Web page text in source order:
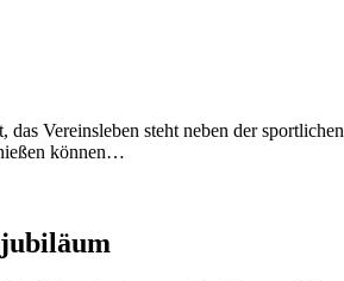
Vereinsleben steht neben der
können…